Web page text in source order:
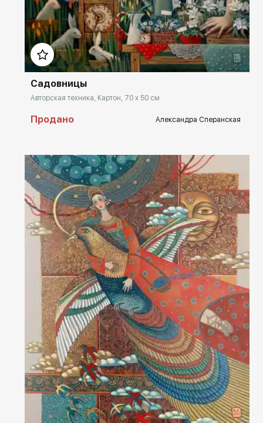
Домен: rakovgallery.ru
Садовницы
Авторская техника, Картон, 70 x 50 см
Продано Александра Сперанская